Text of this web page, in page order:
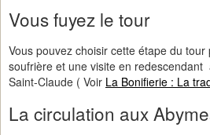
Vous fuyez le tour
Vous pouvez choisir cette étape du
soufrière et une visite en redescendant
Saint-Claude ( Voir La Bonifierie : La
La circulation aux